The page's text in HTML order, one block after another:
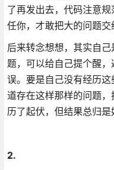
了再发出去，代码注意
任你，才敢把大的问题交
后来转念想想，其实自
题，可以给自己提个醒
误。要是自己没有经历
道存在这样那样的问题
历了起伏，但结果总归是
2.